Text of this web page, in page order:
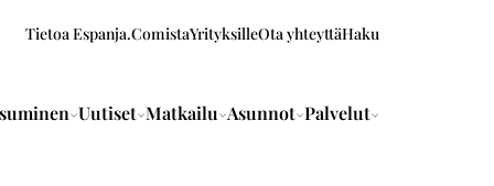
Tietoa Espanja.ComistaYrityksilleOta yhteyttäHaku
Uutiset Matkailu Asunnot Palvelut